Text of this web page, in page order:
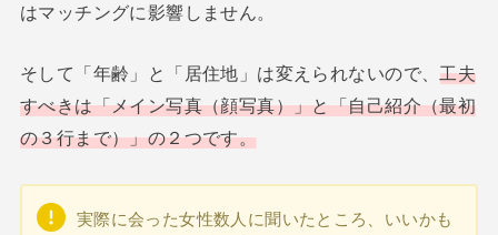
はマッチングに影響しません。
そして「年齢」と「居住地」は変えられないので、 工夫
すべきは「メイン写真（顔写真）」と「自己紹介（最初
の３行まで）」の２つです。
実際に会った女性数人に聞いたところ、いいかも